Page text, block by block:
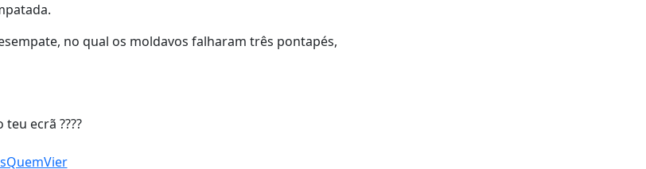
no qual os moldavos falharam três pontapés,
teu ecrã ????